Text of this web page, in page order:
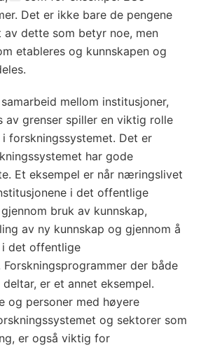
Det er ikke bare de pengene
dette som betyr noe, men
etableres og kunnskapen og
mellom institusjoner,
av grenser spiller en viktig rolle
forskningssystemet. Det er
har gode
Et eksempel er når næringslivet
i det offentlige
bruk av kunnskap,
av ny kunnskap og gjennom å
i det offentlige
der både
er et annet eksempel.
og personer med høyere
og sektorer som
er også viktig for